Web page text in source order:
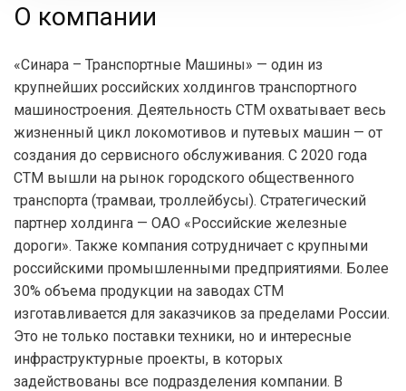
О компании
«Синара – Транспортные Машины» — один из
крупнейших российских холдингов транспортного
машиностроения. Деятельность СТМ охватывает весь
жизненный цикл локомотивов и путевых машин — от
создания до сервисного обслуживания. С 2020 года
СТМ вышли на рынок городского общественного
транспорта (трамваи, троллейбусы). Стратегический
партнер холдинга — ОАО «Российские железные
дороги». Также компания сотрудничает с крупными
российскими промышленными предприятиями. Более
30% объема продукции на заводах СТМ
изготавливается для заказчиков за пределами России.
Это не только поставки техники, но и интересные
инфраструктурные проекты, в которых
задействованы все подразделения компании. В